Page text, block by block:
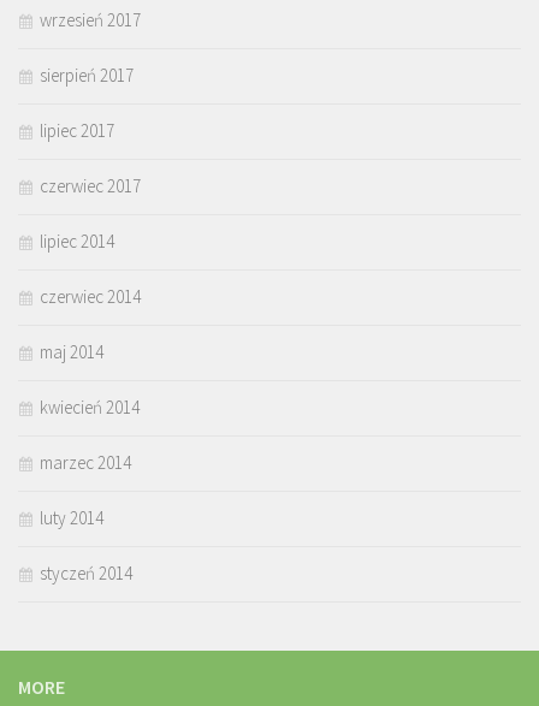
wrzesień 2017
sierpień 2017
lipiec 2017
czerwiec 2017
lipiec 2014
czerwiec 2014
maj 2014
kwiecień 2014
marzec 2014
luty 2014
styczeń 2014
MORE